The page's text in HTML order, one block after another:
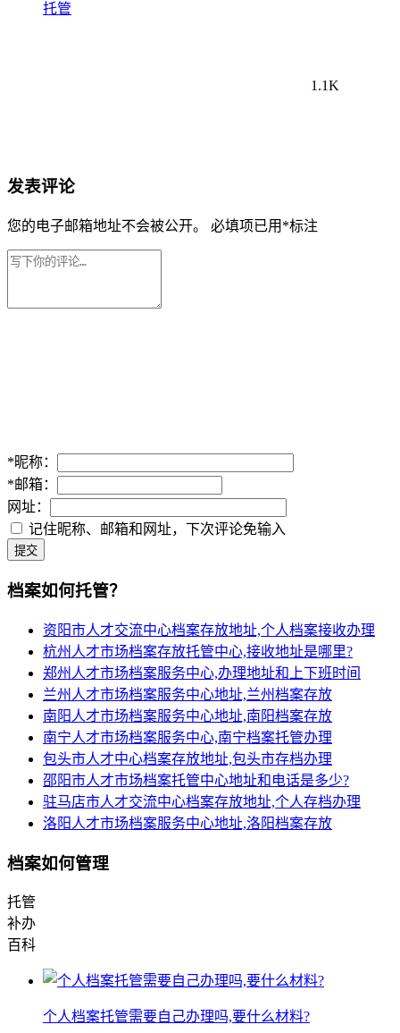
托管
1.1K
发表评论
您的电子邮箱地址不会被公开。 必填项已用 *标注
*昵称：
*邮箱：
网址：
记住昵称、邮箱和网址，下次评论免输入
提交
档案如何托管？
资阳市人才交流中心档案存放地址,个人档案接收办理
杭州人才市场档案存放托管中心,接收地址是哪里?
郑州人才市场档案服务中心,办理地址和上下班时间
兰州人才市场档案服务中心地址,兰州档案存放
南阳人才市场档案服务中心地址,南阳档案存放
南宁人才市场档案服务中心,南宁档案托管办理
包头市人才中心档案存放地址,包头市存档办理
邵阳市人才市场档案托管中心地址和电话是多少?
驻马店市人才交流中心档案存放地址,个人存档办理
洛阳人才市场档案服务中心地址,洛阳档案存放
档案如何管理
托管
补办
百科
个人档案托管需要自己办理吗,要什么材料?